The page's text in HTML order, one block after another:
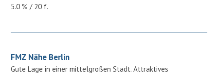
5.0 % / 20 f.
FMZ Nähe Berlin
Gute Lage in einer mittelgroßen Stadt. Attraktives